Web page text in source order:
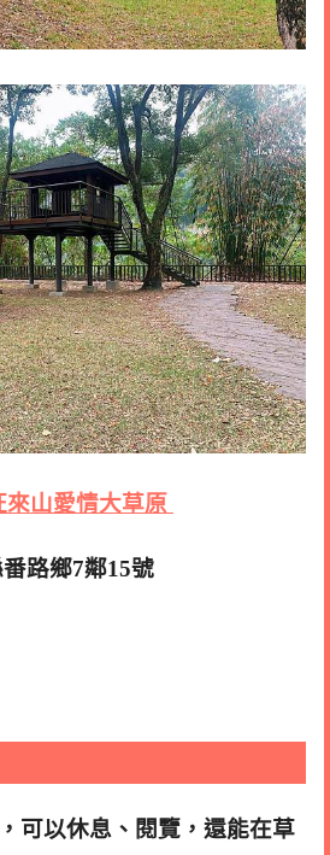
來山愛情大草原
路鄉7鄰15號
可以休息、閱覽，還能在草